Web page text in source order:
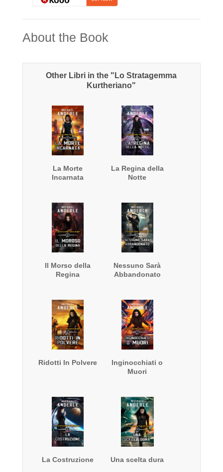
About the Book
Other Libri in the "Lo Stratagemma
Kurtheriano"
La Morte
Incarnata
La Regina della
Notte
Il Morso della
Regina
Nessuno Sarà
Abbandonato
Ridotti In Polvere
Inginocchiati o
Muori
La Costruzione Una scelta dura